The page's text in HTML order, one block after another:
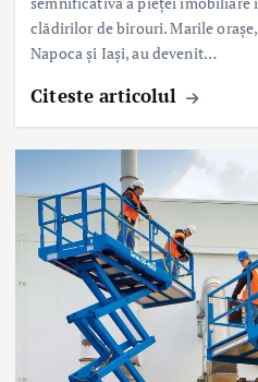
clădirilor de birouri. Marile
Napoca și Iași, au devenit…
Citeste articolul